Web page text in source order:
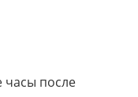
часы после